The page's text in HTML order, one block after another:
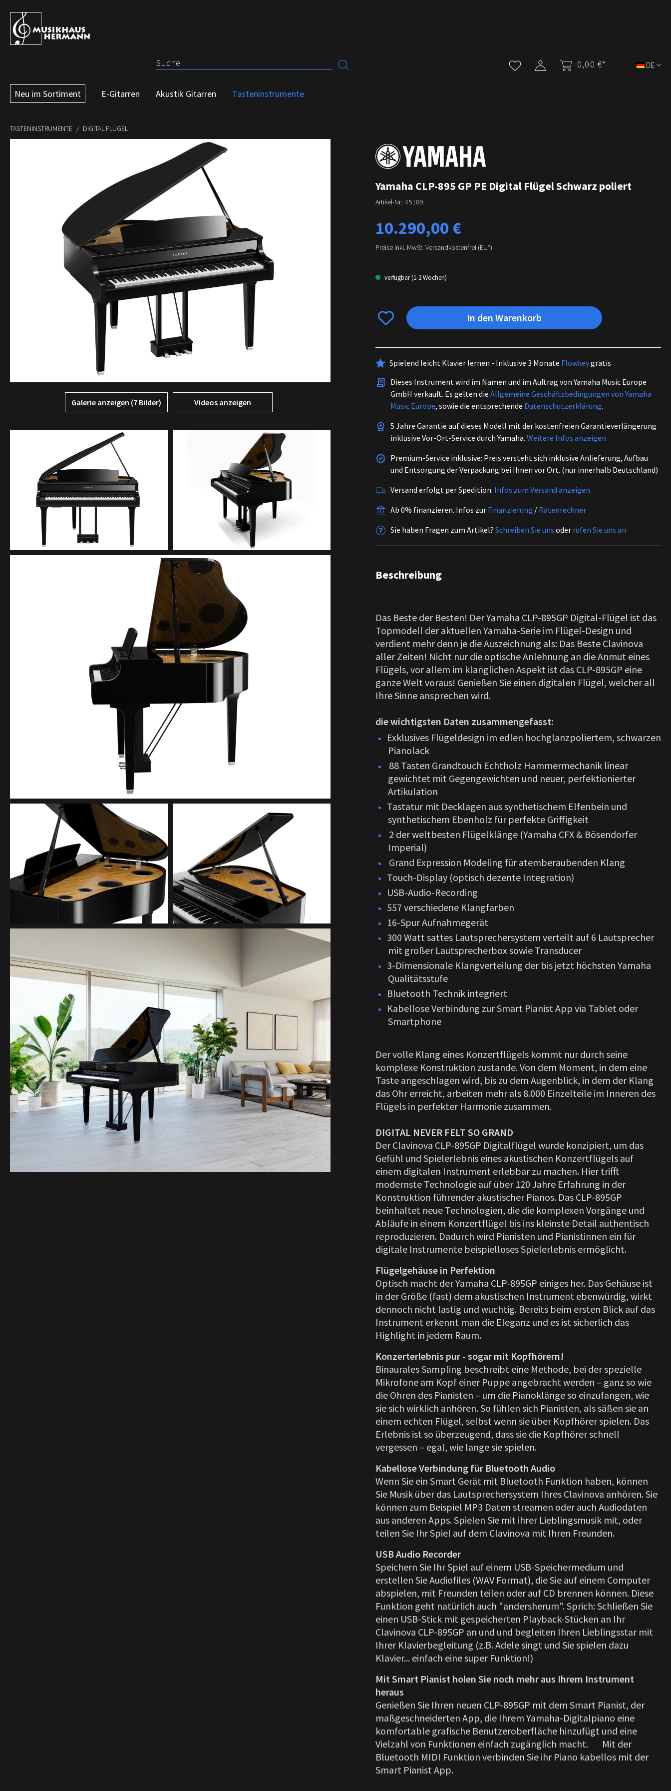
Hauptinhalt springen
Zur Suche springen
Zur Hauptnavigation springen
0,00 €* DE
Neu im Sortiment E-Gitarren Akustik Gitarren Tasteninstrumente
TASTENINSTRUMENTE DIGITAL FLÜGEL
Galerie anzeigen (7 Bilder) Videos anzeigen
Yamaha CLP-895 GP PE Digital Flügel Schwarz poliert
Artikel-Nr.: 45189
Regulärer Preis:
10.290,00 €
Preise inkl. MwSt. Versandkostenfrei (EU*)
verfügbar (1-2 Wochen)
In den Warenkorb
Spielend leicht Klavier lernen - Inklusive 3 Monate Flowkeygratis
Dieses Instrument wird im Namen und im Auftrag von Yamaha Music Europe
GmbH verkauft. Es gelten die Allgemeine Geschäftsbedingungen von Yamaha
Music Europe, sowie die entsprechende Datenschutzerklärung.
5 Jahre Garantie auf dieses Modell mit der kostenfreien Garantieverlängerung
inklusive Vor-Ort-Service durch Yamaha. Weitere Infos anzeigen
Premium-Service inklusive: Preis versteht sich inklusive Anlieferung, Aufbau
und Entsorgung der Verpackung bei Ihnen vor Ort. (nur innerhalb Deutschland)
Versand erfolgt per Spedition: Infos zum Versand anzeigen
Ab 0% finanzieren. Infos zur Finanzierung / Ratenrechner
Sie haben Fragen zum Artikel? Schreiben Sie uns oder rufen Sie uns an
Beschreibung
Das Beste der Besten! Der Yamaha CLP-895GP Digital-Flügel ist das
Topmodell der aktuellen Yamaha-Serie im Flügel-Design und
verdient mehr denn je die Auszeichnung als: Das Beste Clavinova
aller Zeiten! Nicht nur die optische Anlehnung an die Anmut eines
Flügels, vor allem im klanglichen Aspekt ist das CLP-895GP eine
ganze Welt voraus! Genießen Sie einen digitalen Flügel, welcher all
Ihre Sinne ansprechen wird.
die wichtigsten Daten zusammengefasst:
Exklusives Flügeldesign im edlen hochglanzpoliertem, schwarzen
Pianolack
88 Tasten Grandtouch Echtholz Hammermechanik linear
gewichtet mit Gegengewichten und neuer, perfektionierter
Artikulation
Tastatur mit Decklagen aus synthetischem Elfenbein und
synthetischem Ebenholz für perfekte Griffigkeit
2 der weltbesten Flügelklänge (Yamaha CFX & Bösendorfer
Imperial)
Grand Expression Modeling für atemberaubenden Klang
Touch-Display (optisch dezente Integration)
USB-Audio-Recording
557 verschiedene Klangfarben
16-Spur Aufnahmegerät
300 Watt sattes Lautsprechersystem verteilt auf 6 Lautsprecher
mit großer Lautsprecherbox sowie Transducer
3-Dimensionale Klangverteilung der bis jetzt höchsten Yamaha
Qualitätsstufe
Bluetooth Technik integriert
Kabellose Verbindung zur Smart Pianist App via Tablet oder
Smartphone
Der volle Klang eines Konzertflügels kommt nur durch seine
komplexe Konstruktion zustande. Von dem Moment, in dem eine
Taste angeschlagen wird, bis zu dem Augenblick, in dem der Klang
das Ohr erreicht, arbeiten mehr als 8.000 Einzelteile im Inneren des
Flügels in perfekter Harmonie zusammen.
DIGITAL NEVER FELT SO GRAND
Der Clavinova CLP-895GP Digitalflügel wurde konzipiert, um das
Gefühl und Spielerlebnis eines akustischen Konzertflügels auf
einem digitalen Instrument erlebbar zu machen. Hier trifft
modernste Technologie auf über 120 Jahre Erfahrung in der
Konstruktion führender akustischer Pianos. Das CLP-895GP
beinhaltet neue Technologien, die die komplexen Vorgänge und
Abläufe in einem Konzertflügel bis ins kleinste Detail authentisch
reproduzieren. Dadurch wird Pianisten und Pianistinnen ein für
digitale Instrumente beispielloses Spielerlebnis ermöglicht.
Flügelgehäuse in Perfektion
Optisch macht der Yamaha CLP-895GP einiges her. Das Gehäuse ist
in der Größe (fast) dem akustischen Instrument ebenwürdig, wirkt
dennoch nicht lastig und wuchtig. Bereits beim ersten Blick auf das
Instrument erkennt man die Eleganz und es ist sicherlich das
Highlight in jedem Raum.
Konzerterlebnis pur - sogar mit Kopfhörern!
Binaurales Sampling beschreibt eine Methode, bei der spezielle
Mikrofone am Kopf einer Puppe angebracht werden – ganz so wie
die Ohren des Pianisten – um die Pianoklänge so einzufangen, wie
sie sich wirklich anhören. So fühlen sich Pianisten, als säßen sie an
einem echten Flügel, selbst wenn sie über Kopfhörer spielen. Das
Erlebnis ist so überzeugend, dass sie die Kopfhörer schnell
vergessen – egal, wie lange sie spielen.
Kabellose Verbindung für Bluetooth Audio
Wenn Sie ein Smart Gerät mit Bluetooth Funktion haben, können
Sie Musik über das Lautsprechersystem Ihres Clavinova anhören. Sie
können zum Beispiel MP3 Daten streamen oder auch Audiodaten
aus anderen Apps. Spielen Sie mit ihrer Lieblingsmusik mit, oder
teilen Sie Ihr Spiel auf dem Clavinova mit Ihren Freunden.
USB Audio Recorder
Speichern Sie Ihr Spiel auf einem USB-Speichermedium und
erstellen Sie Audiofiles (WAV Format), die Sie auf einem Computer
abspielen, mit Freunden teilen oder auf CD brennen können. Diese
Funktion geht natürlich auch "andersherum". Sprich: Schließen Sie
einen USB-Stick mit gespeicherten Playback-Stücken an Ihr
Clavinova CLP-895GP an und und begleiten Ihren Lieblingsstar mit
Ihrer Klavierbegleitung (z.B. Adele singt und Sie spielen dazu
Klavier... einfach eine super Funktion!)
Mit Smart Pianist holen Sie noch mehr aus Ihrem Instrument
heraus
Genießen Sie Ihren neuen CLP-895GP mit dem Smart Pianist, der
maßgeschneiderten App, die Ihrem Yamaha-Digitalpiano eine
komfortable grafische Benutzeroberfläche hinzufügt und eine
Vielzahl von Funktionen einfach zugänglich macht. Mit der
Bluetooth MIDI Funktion verbinden Sie ihr Piano kabellos mit der
Smart Pianist App.